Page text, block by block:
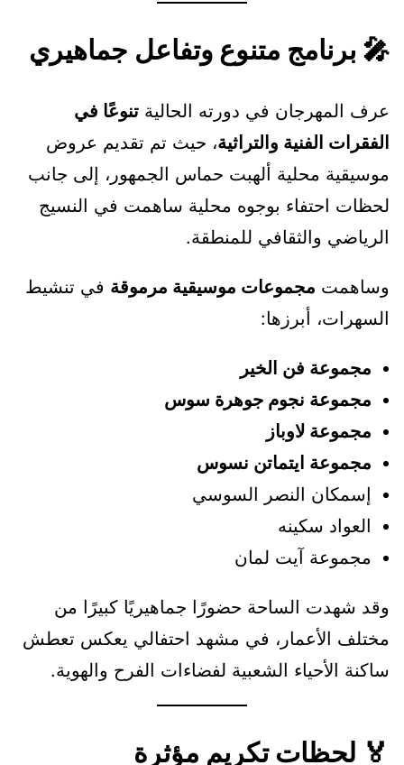
🎤 برنامج متنوع وتفاعل جماهيري
عرف المهرجان في دورته الحالية تنوعًا في
الفقرات الفنية والتراثية، حيث تم تقديم عروض
موسيقية محلية ألهبت حماس الجمهور، إلى جانب
لحظات احتفاء بوجوه محلية ساهمت في النسيج
الرياضي والثقافي للمنطقة.
وساهمت مجموعات موسيقية مرموقة في تنشيط
السهرات، أبرزها:
مجموعة فن الخير
مجموعة نجوم جوهرة سوس
مجموعة لاوباز
مجموعة ايتماتن نسوس
إسمكان النصر السوسي
العواد سكينه
مجموعة آيت لمان
وقد شهدت الساحة حضورًا جماهيريًا كبيرًا من
مختلف الأعمار، في مشهد احتفالي يعكس تعطش
ساكنة الأحياء الشعبية لفضاءات الفرح والهوية.
🏅 لحظات تكريم مؤثرة